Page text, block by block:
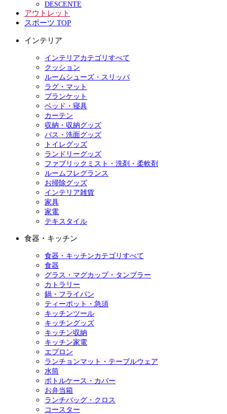
DESCENTE
アウトレット
スポーツ TOP
インテリア
インテリアカテゴリすべて
クッション
ルームシューズ・スリッパ
ラグ・マット
ブランケット
ベッド・寝具
カーテン
収納・収納グッズ
バス・洗面グッズ
トイレグッズ
ランドリーグッズ
ファブリックミスト・洗剤・柔軟剤
ルームフレグランス
お掃除グッズ
インテリア雑貨
家具
家電
テキスタイル
食器・キッチン
食器・キッチンカテゴリすべて
食器
グラス・マグカップ・タンブラー
カトラリー
鍋・フライパン
ティーポット・急須
キッチンツール
キッチングッズ
キッチン収納
キッチン家電
エプロン
ランチョンマット・テーブルウェア
水筒
ボトルケース・カバー
お弁当箱
ランチバッグ・クロス
コースター